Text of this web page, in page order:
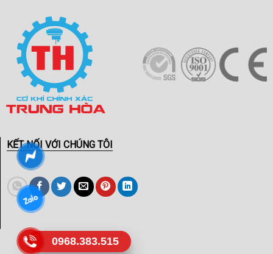
KẾT NỐI VỚI CHÚNG TÔI
0968.383.515